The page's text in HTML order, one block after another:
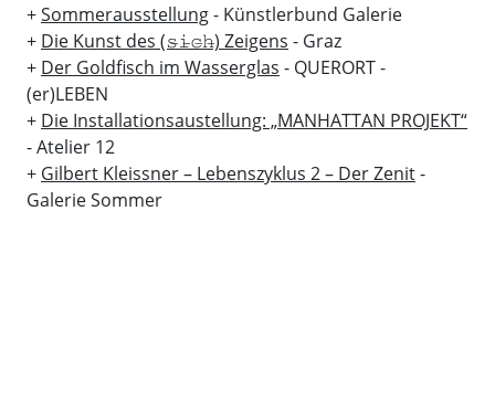
+Sommerausstellung- Künstlerbund Galerie
+ Die Kunst des (𝚜̶𝚒̶𝚌̶𝚑̶) Zeigens - Graz
+ Der Goldfisch im Wasserglas - QUERORT -
(er)LEBEN
+ Die Installationsaustellung: „MANHATTAN PROJEKT“
- Atelier 12
+ Gilbert Kleissner – Lebenszyklus 2 – Der Zenit-
Galerie Sommer